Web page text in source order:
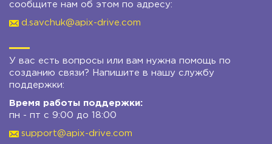
сообщите нам об этом по адресу:
d.savchuk@apix-drive.com
У вас есть вопросы или вам нужна помощь по
созданию связи? Напишите в нашу службу
поддержки:
Время работы поддержки:
пн - пт с 9:00 до 18:00
support@apix-drive.com